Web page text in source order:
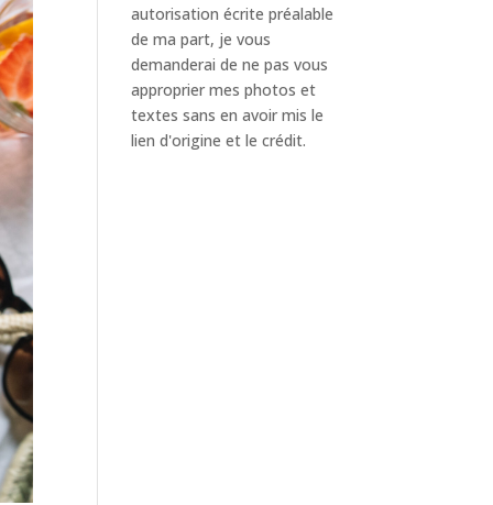
autorisation écrite préalable
de ma part, je vous
demanderai de ne pas vous
approprier mes photos et
textes sans en avoir mis le
lien d'origine et le crédit.